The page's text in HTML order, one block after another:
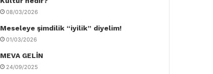
08/03/2026
Meseleye şimdilik “iyilik” diyelim!
01/03/2026
MEVA GELİN
24/09/2025